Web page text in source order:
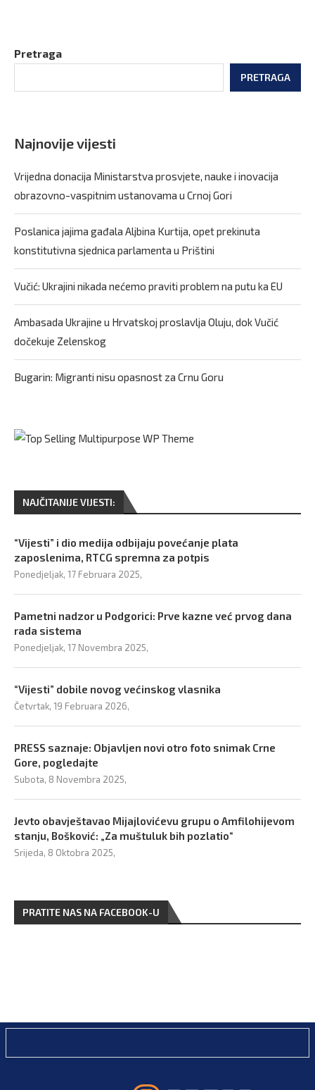
Pretraga
PRETRAGA
Najnovije vijesti
Vrijedna donacija Ministarstva prosvjete, nauke i inovacija
obrazovno-vaspitnim ustanovama u Crnoj Gori
Poslanica jajima gađala Aljbina Kurtija, opet prekinuta
konstitutivna sjednica parlamenta u Prištini
Vučić: Ukrajini nikada nećemo praviti problem na putu ka EU
Ambasada Ukrajine u Hrvatskoj proslavlja Oluju, dok Vučić
dočekuje Zelenskog
Bugarin: Migranti nisu opasnost za Crnu Goru
NAJČITANIJE VIJESTI:
“Vijesti” i dio medija odbijaju povećanje plata
zaposlenima, RTCG spremna za potpis
Ponedjeljak, 17 Februara 2025,
Pametni nadzor u Podgorici: Prve kazne već prvog dana
rada sistema
Ponedjeljak, 17 Novembra 2025,
“Vijesti” dobile novog većinskog vlasnika
Četvrtak, 19 Februara 2026,
PRESS saznaje: Objavljen novi otro foto snimak Crne
Gore, pogledajte
Subota, 8 Novembra 2025,
Jevto obavještavao Mijajlovićevu grupu o Amfilohijevom
stanju, Bošković: „Za muštuluk bih pozlatio“
Srijeda, 8 Oktobra 2025,
PRATITE NAS NA FACEBOOK-U